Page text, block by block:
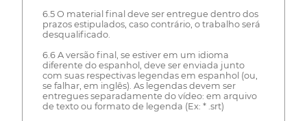
6.5 O material final deve ser entregue dentro dos
prazos estipulados, caso contrário, o trabalho será
desqualificado.
6.6 A versão final, se estiver em um idioma
diferente do espanhol, deve ser enviada junto
com suas respectivas legendas em espanhol (ou,
se falhar, em inglês). As legendas devem ser
entregues separadamente do vídeo: em arquivo
de texto ou formato de legenda (Ex: * .srt)